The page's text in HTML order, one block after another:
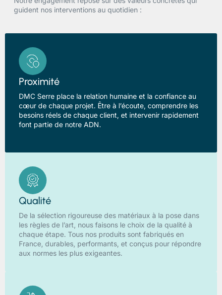
guident nos interventions au quotidien :
Proximité
DMC Serre place la relation humaine et la confiance au
cœur de chaque projet. Être à l’écoute, comprendre les
besoins réels de chaque client, et intervenir rapidement
font partie de notre ADN.
Qualité
De la sélection rigoureuse des matériaux à la pose dans
les règles de l’art, nous faisons le choix de la qualité à
chaque étape. Tous nos produits sont fabriqués en
France, durables, performants, et conçus pour répondre
aux normes les plus exigeantes.